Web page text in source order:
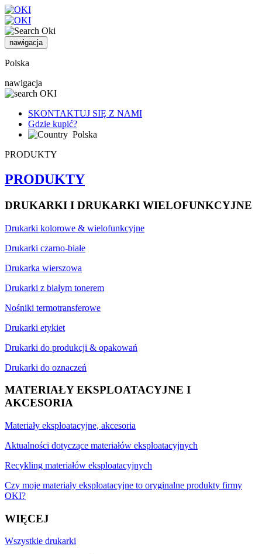
nawigacja
Polska
nawigacja
SKONTAKTUJ SIĘ Z NAMI
Gdzie kupić?
Polska
PRODUKTY
PRODUKTY
DRUKARKI I DRUKARKI WIELOFUNKCYJNE
Drukarki kolorowe & wielofunkcyjne
Drukarki czarno-białe
Drukarka wierszowa
Drukarki z białym tonerem
Nośniki termotransferowe
Drukarki etykiet
Drukarki do produkcji & opakowań
Drukarki do oznaczeń
MATERIAŁY EKSPLOATACYJNE I
AKCESORIA
Materiały eksploatacyjne, akcesoria
Aktualności dotyczące materiałów eksploatacyjnych
Recykling materiałów eksploatacyjnych
Czy moje materiały eksploatacyjne to oryginalne produkty firmy
OKI?
WIĘCEJ
Wszystkie drukarki